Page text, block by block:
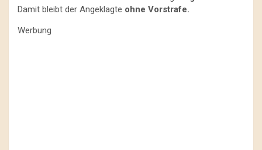
Damit bleibt der Angeklagte ohne Vorstrafe.
Werbung